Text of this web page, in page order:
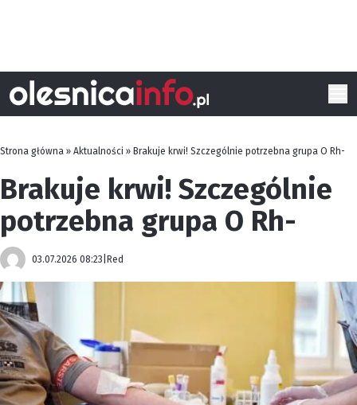
Strona główna » Aktualności » Brakuje krwi! Szczególnie potrzebna grupa O Rh-
Brakuje krwi! Szczególnie
potrzebna grupa O Rh-
03.07.2026 08:23 Red